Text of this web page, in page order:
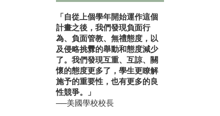
「自從上個學年開始運作這個
計畫之後，我們發現負面行
為、負面管教、無禮態度，以
及侵略挑釁的舉動和態度減少
了。我們發現互重、互諒、關
懷的態度更多了，學生更瞭解
施予的重要性，也有更多的良
性競爭。」
──美國學校校長